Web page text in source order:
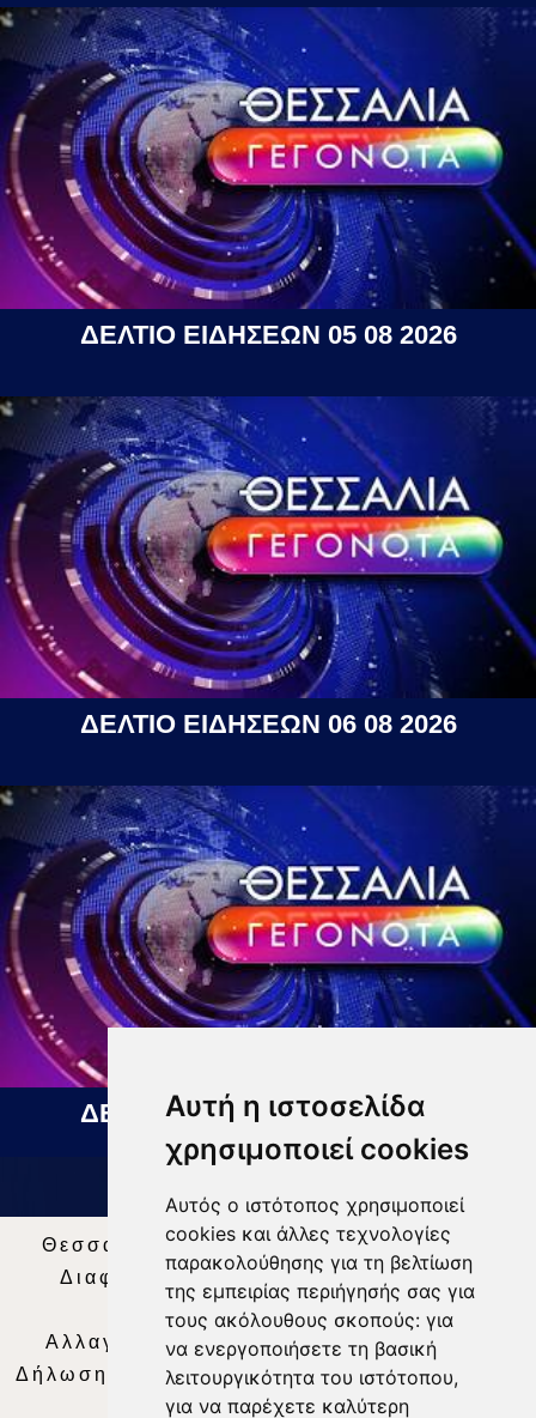
Αυτή η ιστοσελίδα
χρησιμοποιεί cookies
Αυτός ο ιστότοπος χρησιμοποιεί
cookies και άλλες τεχνολογίες
παρακολούθησης για τη βελτίωση
της εμπειρίας περιήγησής σας για
τους ακόλουθους σκοπούς: για
να ενεργοποιήσετε τη βασική
λειτουργικότητα του ιστότοπου,
για να παρέχετε καλύτερη
ΔΕΛΤΙΟ ΕΙΔΗΣΕΩΝ 05 08 2026
ΔΕΛΤΙΟ ΕΙΔΗΣΕΩΝ 06 08 2026
ΔΕΛΤΙΟ ΕΙΔΗΣΕΩΝ 07 08 2026
Θεσσαλία Τηλεόραση|SNG Services
Διαφήμιση | Όροι Χρήσης |Δήλωση
Απορρήτου |
Περιεχόμενο
Αλλαγή Προτιμήσεων για τα Cookies
Δήλωση συμμόρφωσης με τη σύσταση (ΕΕ)
2018/334|Ταυτότητα